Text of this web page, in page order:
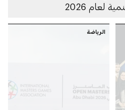
لعام 2026
الرياضة